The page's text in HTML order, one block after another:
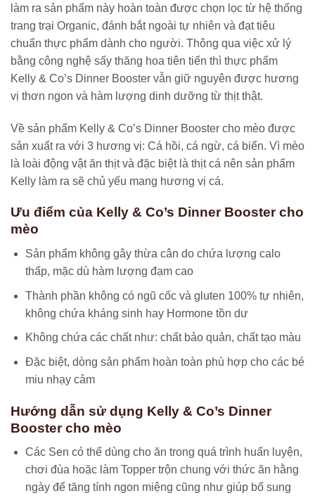
làm ra sản phẩm này hoàn toàn được chọn lọc từ hệ thống
trang trại Organic, đánh bắt ngoài tự nhiên và đạt tiêu
chuẩn thực phẩm dành cho người. Thông qua việc xử lý
bằng công nghệ sấy thăng hoa tiên tiến thì thực phẩm
Kelly & Co’s Dinner Booster vẫn giữ nguyên được hương
vị thơn ngon và hàm lượng dinh dưỡng từ thịt thật.
Về sản phẩm Kelly & Co’s Dinner Booster cho mèo được
sản xuất ra với 3 hương vị: Cá hồi, cá ngừ, cá biển. Vì mèo
là loài động vật ăn thịt và đặc biệt là thịt cá nên sản phẩm
Kelly làm ra sẽ chủ yếu mang hương vị cá.
Ưu điểm của Kelly & Co’s Dinner Booster cho
mèo
Sản phẩm không gây thừa cân do chứa lượng calo
thấp, mặc dù hàm lượng đạm cao
Thành phần không có ngũ cốc và gluten 100% tự nhiên,
không chứa kháng sinh hay Hormone tồn dư
Không chứa các chất như: chất bảo quản, chất tạo màu
Đặc biệt, dòng sản phẩm hoàn toàn phù hợp cho các bé
miu nhạy cảm
Hướng dẫn sử dụng Kelly & Co’s Dinner
Booster cho mèo
Các Sen có thể dùng cho ăn trong quá trình huấn luyện,
chơi đùa hoặc làm Topper trộn chung với thức ăn hằng
ngày để tăng tính ngon miệng cũng như giúp bổ sung